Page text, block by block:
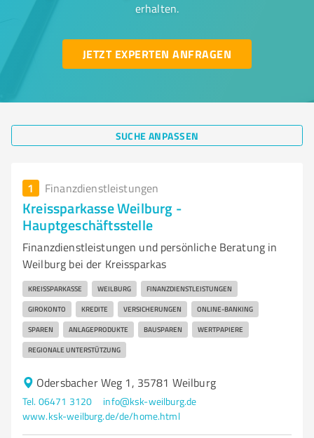
erhalten.
JETZT EXPERTEN ANFRAGEN
SUCHE ANPASSEN
1 Finanzdienstleistungen
Kreissparkasse Weilburg -
Hauptgeschäftsstelle
Finanzdienstleistungen und persönliche Beratung in
Weilburg bei der Kreissparkas
KREISSPARKASSE WEILBURG FINANZDIENSTLEISTUNGEN
GIROKONTO KREDITE VERSICHERUNGEN ONLINE-BANKING
SPAREN ANLAGEPRODUKTE BAUSPAREN WERTPAPIERE
REGIONALE UNTERSTÜTZUNG
Odersbacher Weg 1, 35781 Weilburg
Tel. 06471 3120
info@ksk-weilburg.de
www.ksk-weilburg.de/de/home.html